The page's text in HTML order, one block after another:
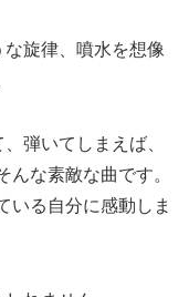
旋律、噴水を想像
弾いてしまえば、
んな素敵な曲です。
いる自分に感動しま